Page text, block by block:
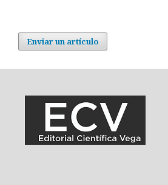
Enviar un artículo